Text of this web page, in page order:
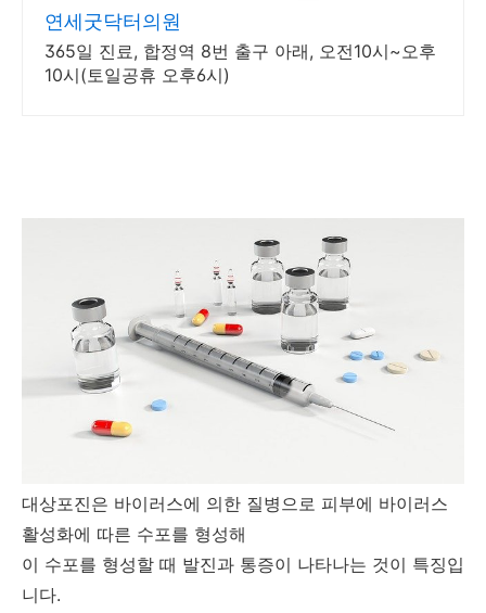
연세굿닥터의원
365일 진료, 합정역 8번 출구 아래, 오전10시~오후
10시(토일공휴 오후6시)
대상포진은 바이러스에 의한 질병으로 피부에 바이러스
활성화에 따른 수포를 형성해
이 수포를 형성할 때 발진과 통증이 나타나는 것이 특징입
니다.